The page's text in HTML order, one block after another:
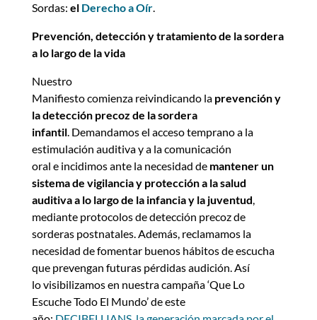
Sordas: el Derecho a Oír.
Prevención, detección y tratamiento de la sordera
a lo largo de la vida
Nuestro
Manifiesto comienza reivindicando la prevención y
la detección precoz de la sordera
infantil. Demandamos el acceso temprano a la
estimulación auditiva y a la comunicación
oral e incidimos ante la necesidad de mantener un
sistema de vigilancia y protección a la salud
auditiva a lo largo de la infancia y la juventud,
mediante protocolos de detección precoz de
sorderas postnatales. Además, reclamamos la
necesidad de fomentar buenos hábitos de escucha
que prevengan futuras pérdidas audición. Así
lo visibilizamos en nuestra campaña ‘Que Lo
Escuche Todo El Mundo’ de este